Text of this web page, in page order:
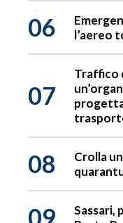
06
l’aereo
07
Traffico
08
Crolla
09
Sassari,